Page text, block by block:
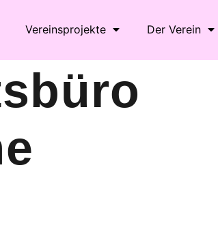
Vereinsprojekte Der Verein